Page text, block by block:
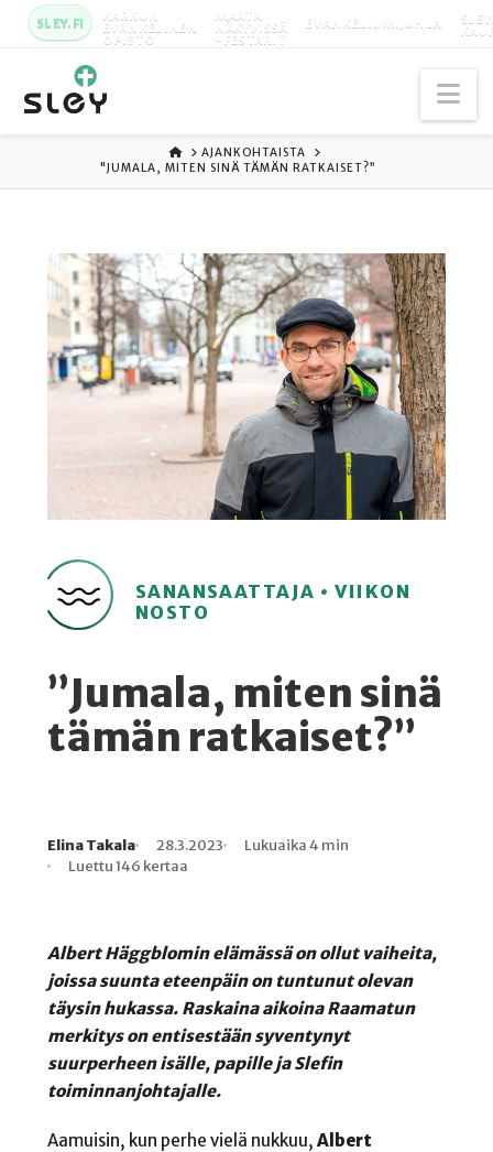
SLEY.FI KARKUN
EVANKELINEN
OPISTO
MAATA
NÄKYVISSÄ
-FESTARIT
EVANKELIUMIJUHLA
ETUSIVU
AJANKOHTAISTA
"JUMALA, MITEN SINÄ TÄMÄN RATKAISET?”
SANANSAATTAJA • VIIKON
NOSTO
”Jumala, miten sinä
tämän ratkaiset?”
Kirjoittaja
Elina Takala
Julkaistu
28.3.2023
Lukuaika
Lukuaika 4 min
Lukukertoja
Luettu 146 kertaa
Albert Häggblomin elämässä on ollut vaiheita,
joissa suunta eteenpäin on tuntunut olevan
täysin hukassa. Raskaina aikoina Raamatun
merkitys on entisestään syventynyt
suurperheen isälle, papille ja Slefin
toiminnanjohtajalle.
Aamuisin, kun perhe vielä nukkuu, Albert